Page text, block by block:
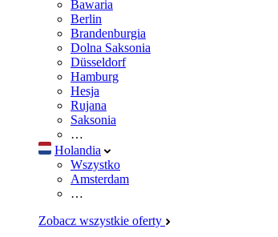
Bawaria
Berlin
Brandenburgia
Dolna Saksonia
Düsseldorf
Hamburg
Hesja
Rujana
Saksonia
…
Holandia
Wszystko
Amsterdam
…
Zobacz wszystkie oferty